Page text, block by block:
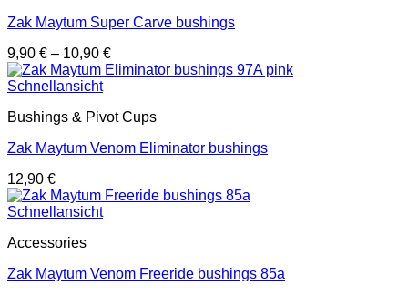
Zak Maytum Super Carve bushings
9,90 € – 10,90 €
Schnellansicht
Bushings & Pivot Cups
Zak Maytum Venom Eliminator bushings
12,90 €
Schnellansicht
Accessories
Zak Maytum Venom Freeride bushings 85a